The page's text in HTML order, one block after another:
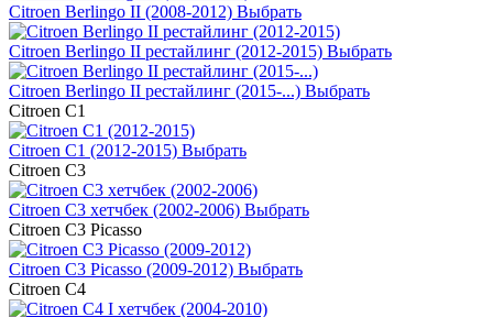
Citroen Berlingo II (2008-2012) Выбрать
Citroen Berlingo II рестайлинг (2012-2015) Выбрать
Citroen Berlingo II рестайлинг (2015-...) Выбрать
Citroen C1
Citroen C1 (2012-2015) Выбрать
Citroen C3
Citroen C3 хетчбек (2002-2006) Выбрать
Citroen C3 Picasso
Citroen C3 Picasso (2009-2012) Выбрать
Citroen C4